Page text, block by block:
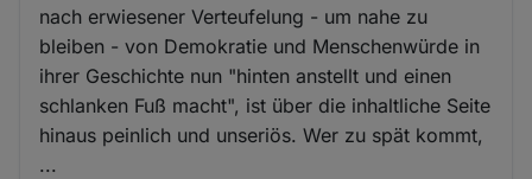
nach erwiesener Verteufelung - um nahe zu
bleiben - von Demokratie und Menschenwürde in
ihrer Geschichte nun "hinten anstellt und einen
schlanken Fuß macht", ist über die inhaltliche Seite
hinaus peinlich und unseriös. Wer zu spät kommt,
...